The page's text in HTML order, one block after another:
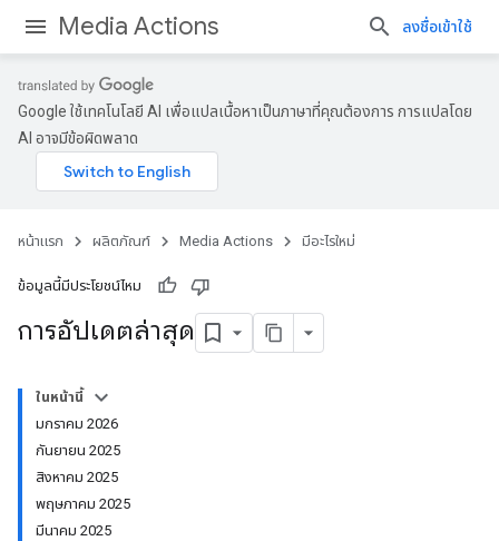
Media Actions ลงชื่อเข้าใช้
Google ใช้เทคโนโลยี AI เพื่อแปลเนื้อหาเป็นภาษาที่คุณต้องการ การแปลโดย
AI อาจมีข้อผิดพลาด
หน้าแรก ผลิตภัณฑ์ Media Actions มีอะไรใหม่
ข้อมูลนี้มีประโยชน์ไหม
การอัปเดตล่าสุด
ในหน้านี้
มกราคม 2026
กันยายน 2025
สิงหาคม 2025
พฤษภาคม 2025
มีนาคม 2025